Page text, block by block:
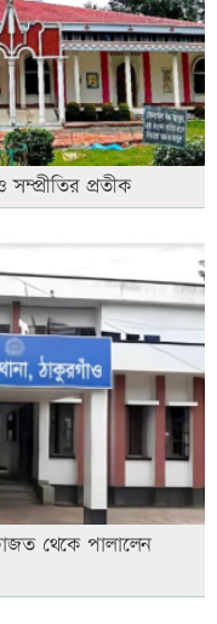
প্রতীক
থেকে পালালেন